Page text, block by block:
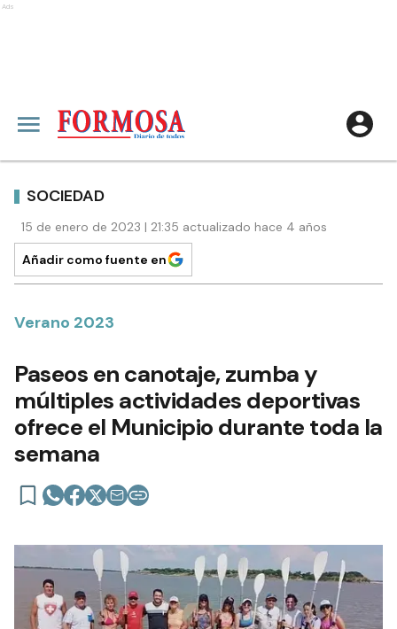
Ads
SOCIEDAD
15 de enero de 2023 | 21:35 actualizado hace 4 años
Añadir como fuente en
Verano 2023
Paseos en canotaje, zumba y
múltiples actividades deportivas
ofrece el Municipio durante toda la
semana